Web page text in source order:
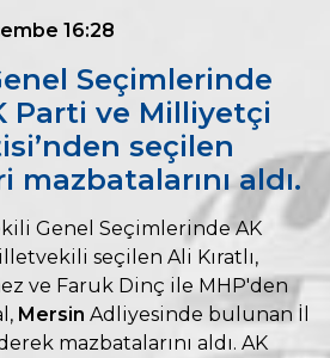
16:28
Seçimlerinde
Parti ve Milliyetçi
seçilen
aldı.
Genel Seçimlerinde AK
seçilen Ali Kıratlı,
ve Faruk Dinç ile MHP'den
Mersin Adliyesinde bulunan İl
mazbatalarını aldı. AK